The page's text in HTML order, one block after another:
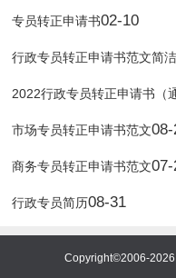
专员转正申请书02-10
行政专员转正申请书范文简
2022行政专员转正申请书（
市场专员转正申请书范文
商务专员转正申请书范文
行政专员简历08-31
Copyright©2006-2026